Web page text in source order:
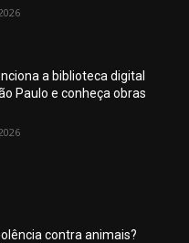
a biblioteca digital
Paulo e conheça obras
contra animais?